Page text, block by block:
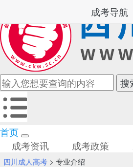
首页
成考资讯
成考政策
四川成人高考> 专业介绍
成考导航